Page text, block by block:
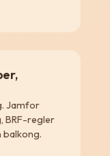
Jamfor
BRF-regler
balkong.